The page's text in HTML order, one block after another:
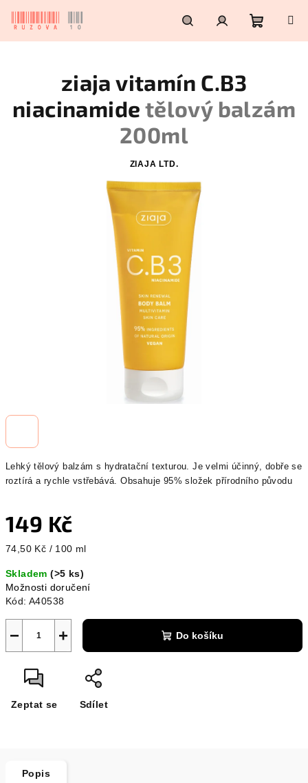
HledatPřihlášeníNákupní
Lehký tělový balzám s hydratační texturou. Je velmi účinný, dobře se
roztírá a rychle vstřebává. Obsahuje 95% složek přírodního původu
149 Kč
Měrná
74,50 Kč / 100 ml
Skladem(>5 ks)
Možnosti doručení
Kód: A40538
+
− Do košíku
Zeptat se Sdílet
ziaja vitamín C.B3
niacinamide tělový balzám
200ml
ZIAJA LTD.
Popis